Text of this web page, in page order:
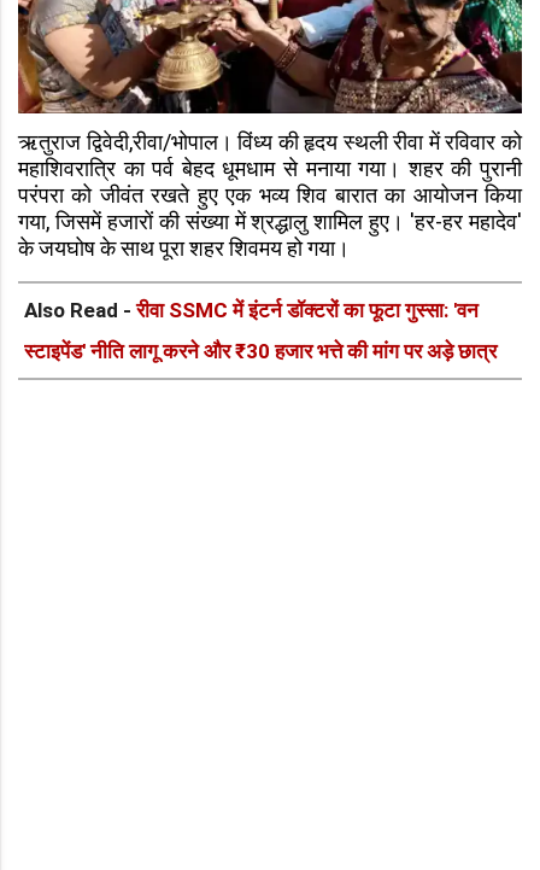
ऋतुराज द्विवेदी,रीवा/भोपाल। विंध्य की हृदय स्थली रीवा में रविवार को
महाशिवरात्रि का पर्व बेहद धूमधाम से मनाया गया। शहर की पुरानी
परंपरा को जीवंत रखते हुए एक भव्य शिव बारात का आयोजन किया
गया, जिसमें हजारों की संख्या में श्रद्धालु शामिल हुए। 'हर-हर महादेव'
के जयघोष के साथ पूरा शहर शिवमय हो गया।
Also Read -रीवा SSMC में इंटर्न डॉक्टरों का फूटा गुस्सा: 'वन
स्टाइपेंड' नीति लागू करने और ₹30 हजार भत्ते की मांग पर अड़े छात्र